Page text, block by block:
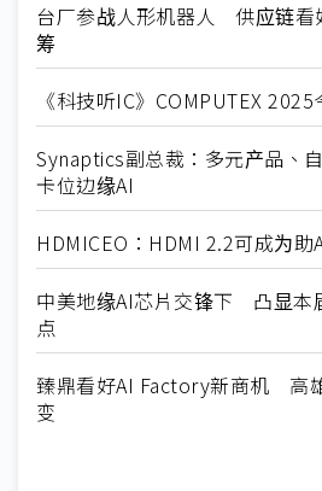
台厂参战人形机器人 供应链看
筹
《科技听IC》COMPUTEX
Synaptics副总裁：多元产品、
卡位边缘AI
HDMICEO：HDMI 2.2可成为助
中美地缘AI芯片交锋下 凸显本
点
臻鼎看好AI Factory新商机 高
变